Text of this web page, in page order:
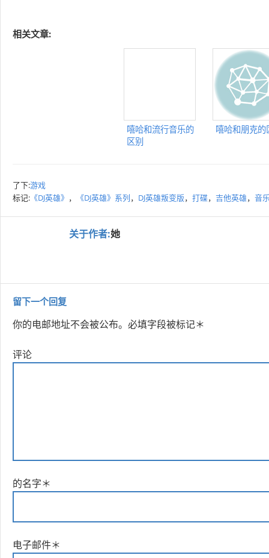
相关文章:
嘻哈和流行音乐的
区别
嘻哈和朋克的
了下:游戏
标记: 《DJ英雄》 ， 《DJ英雄》系列， DJ英雄叛变版， 打碟， 吉他英雄， 音
关于作者:她
留下一个回复
你的电邮地址不会被公布。 必填字段被标记＊
评论
的名字＊
电子邮件＊